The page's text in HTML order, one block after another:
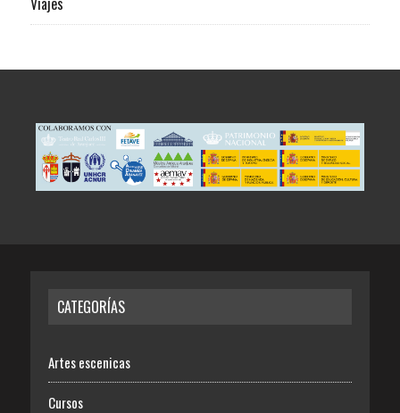
CATEGORÍAS
Artes escenicas
Cursos